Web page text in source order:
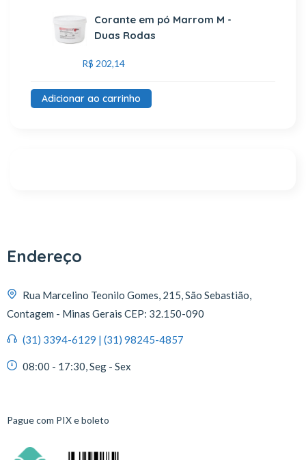
Corante em pó Marrom M -
Duas Rodas
R$ 202,14
Adicionar ao carrinho
Endereço
Rua Marcelino Teonilo Gomes, 215, São Sebastião,
Contagem - Minas Gerais CEP: 32.150-090
(31) 3394-6129 | (31) 98245-4857
08:00 - 17:30, Seg - Sex
Pague com PIX e boleto